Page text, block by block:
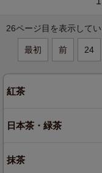
26ページ目を表示して
最初 前 24
紅茶
日本茶・緑茶
抹茶